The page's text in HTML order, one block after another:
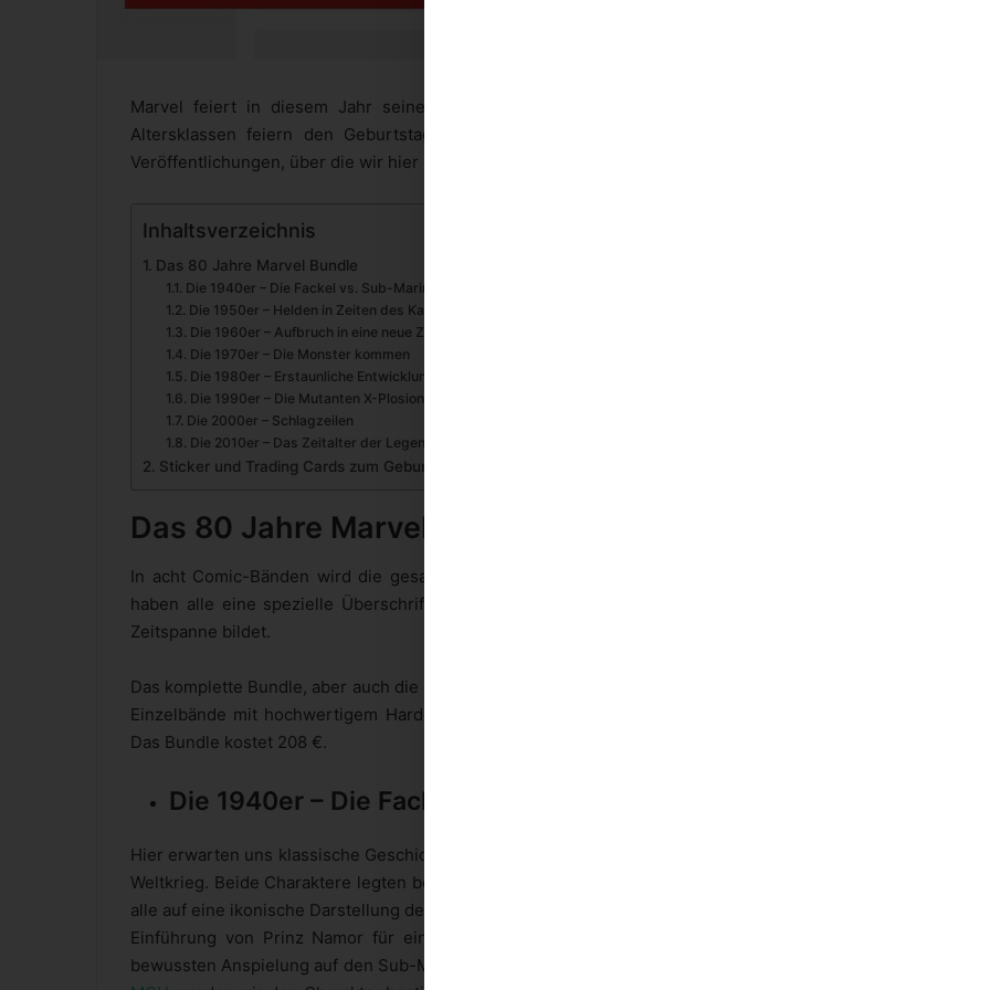
Marvel feiert in diesem Jahr seinen 80. Geburtstag. Fans auf der ganzen Welt und aus allen
Altersklassen feiern den Geburtstag der Marvel-Charaktere. Natürlich gibt es einige exklusive
Veröffentlichungen, über die wir hier berichten wollen.
Inhaltsverzeichnis
Das 80 Jahre Marvel Bundle
Die 1940er – Die Fackel vs. Sub-Mariner
Die 1950er – Helden in Zeiten des Kalten Krieges
Die 1960er – Aufbruch in eine neue Zeit
Die 1970er – Die Monster kommen
Die 1980er – Erstaunliche Entwicklungen
Die 1990er – Die Mutanten X-Plosion
Die 2000er – Schlagzeilen
Die 2010er – Das Zeitalter der Legenden
Sticker und Trading Cards zum Geburtstag
Das 80 Jahre Marvel Bundle
In acht Comic-Bänden wird die gesamte Geschichte des Marvel-Universums erzählt. Die Epochen
haben alle eine spezielle Überschrift bekommen, die eine passende Beschreibung der jeweiligen
Zeitspanne bildet.
Das komplette Bundle, aber auch die Einzelbände, gibt es bei
Einzelbände mit hochwertigem Hardcover kosten pro Stück 26 € und haben ungefähr 230 Seiten.
Das Bundle kostet 208 €.
Die 1940er – Die Fackel vs. Sub-Mariner
Hier erwarten uns klassische Geschichten, wie der Kampf zwischen der Fackel und Print Namor im 2.
Weltkrieg. Beide Charaktere legten bei den Fans eine beeindruckende Karriere hin. Wir warten noch
alle auf eine ikonische Darstellung der menschlichen Fackel in einem Film oder einer Serie, sowie die
Einführung von Prinz Namor für ein breiteres Publikum. In Avengers Endgame kam es zu einer
bewussten Anspielung auf den Sub-Mariner in Form einer Unterwasser-Erdbeben. In der